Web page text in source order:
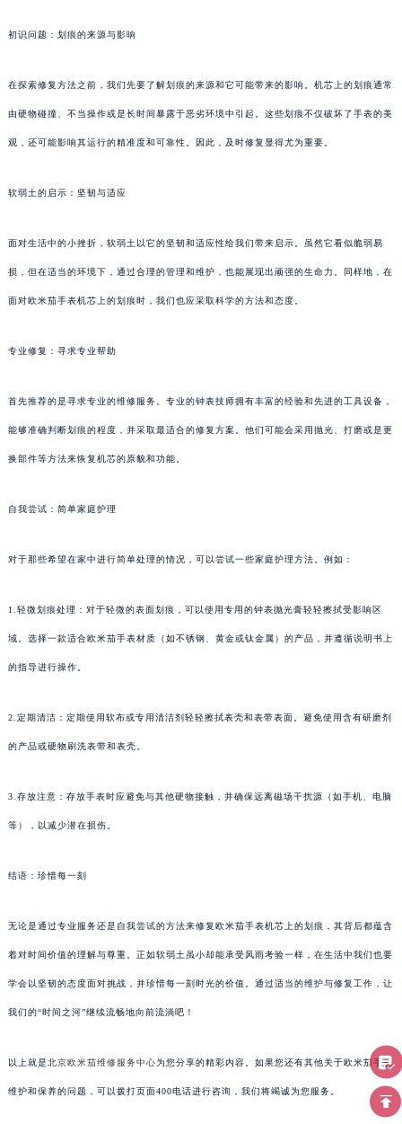
初识问题：划痕的来源与影响
在探索修复方法之前，我们先要了解划痕的来源和它可能带来的影响。机芯上的划痕通常
由硬物碰撞、不当操作或是长时间暴露于恶劣环境中引起。这些划痕不仅破坏了手表的美
观，还可能影响其运行的精准度和可靠性。因此，及时修复显得尤为重要。
软弱土的启示：坚韧与适应
面对生活中的小挫折，软弱土以它的坚韧和适应性给我们带来启示。虽然它看似脆弱易
损，但在适当的环境下，通过合理的管理和维护，也能展现出顽强的生命力。同样地，在
面对欧米茄手表机芯上的划痕时，我们也应采取科学的方法和态度。
专业修复：寻求专业帮助
首先推荐的是寻求专业的维修服务。专业的钟表技师拥有丰富的经验和先进的工具设备，
能够准确判断划痕的程度，并采取最适合的修复方案。他们可能会采用抛光、打磨或是更
换部件等方法来恢复机芯的原貌和功能。
自我尝试：简单家庭护理
对于那些希望在家中进行简单处理的情况，可以尝试一些家庭护理方法。例如：
1.轻微划痕处理：对于轻微的表面划痕，可以使用专用的钟表抛光膏轻轻擦拭受影响区
域。选择一款适合欧米茄手表材质（如不锈钢、黄金或钛金属）的产品，并遵循说明书上
的指导进行操作。
2.定期清洁：定期使用软布或专用清洁剂轻轻擦拭表壳和表带表面。避免使用含有研磨剂
的产品或硬物刷洗表带和表壳。
3.存放注意：存放手表时应避免与其他硬物接触，并确保远离磁场干扰源（如手机、电脑
等），以减少潜在损伤。
结语：珍惜每一刻
无论是通过专业服务还是自我尝试的方法来修复欧米茄手表机芯上的划痕，其背后都蕴含
着对时间价值的理解与尊重。正如软弱土虽小却能承受风雨考验一样，在生活中我们也要
学会以坚韧的态度面对挑战，并珍惜每一刻时光的价值。通过适当的维护与修复工作，让
我们的“时间之河”继续流畅地向前流淌吧！
以上就是北京欧米茄维修服务中心为您分享的精彩内容。如果您还有其他关于欧米茄手表
维护和保养的问题，可以拨打页面400电话进行咨询，我们将竭诚为您服务。